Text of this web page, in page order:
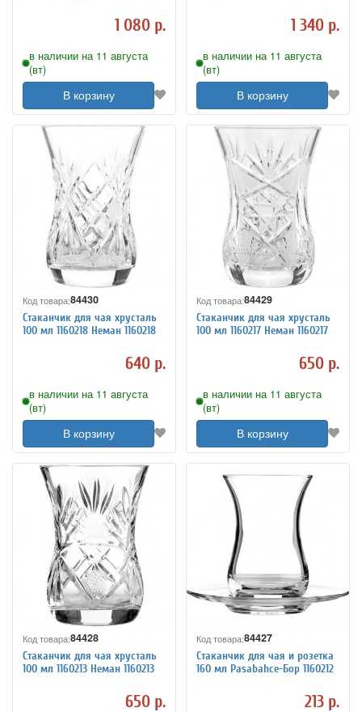
1 080 р.
в наличии на 11 августа
(вт)
В корзину
1 340 р.
в наличии на 11 августа
(вт)
В корзину
Код товара:84430
Стаканчик для чая хрусталь
100 мл 1160218 Неман 1160218
640 р.
в наличии на 11 августа
(вт)
В корзину
Код товара:84429
Стаканчик для чая хрусталь
100 мл 1160217 Неман 1160217
650 р.
в наличии на 11 августа
(вт)
В корзину
Код товара:84428
Стаканчик для чая хрусталь
100 мл 1160213 Неман 1160213
650 р.
Код товара:84427
Стаканчик для чая и розетка
160 мл Pasabahce-Бор 1160212
213 р.